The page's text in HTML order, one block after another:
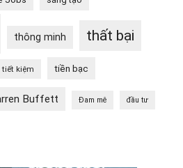
thông minh thất bại
tiết kiệm tiền bạc
Buffett Đam mê đầu tư